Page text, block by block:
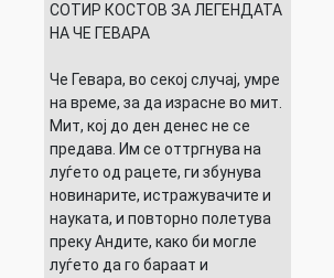
СОТИР КОСТОВ ЗА ЛЕГЕНДАТА
НА ЧЕ ГЕВАРА
Че Гевара, во секој случај, умре
на време, за да израсне во мит.
Мит, кој до ден денес не се
предава. Им се оттргнува на
луѓето од рацете, ги збунува
новинарите, истражувачите и
науката, и повторно полетува
преку Андите, како би могле
луѓето да го бараат и